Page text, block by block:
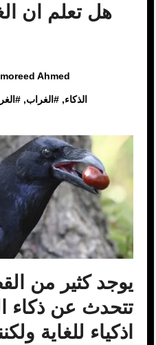
هل تعلم ان
Ahmed
الذكاء, # الغراب, #
يوجد كثير من
تتحدث عن ذكاء
اذكياء للغاية